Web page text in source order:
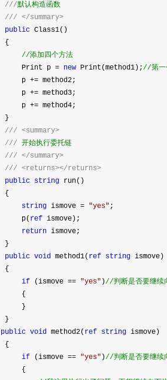
///默认构造函数
/// </summary>
public Class1()
        {
//添加四个方法
            Print p
= new Print(method1);//第
            p
+= method2;
            p
+= method3;
            p
+= method4;
        }
/// <summary>
/// 开始执行委托链
/// </summary>
/// <returns></returns>
public string run()
        {
string ismove = "yes" ;
            p(
ref ismove);
return ismove;
        }
public void method1( ref string ismove)
        {
if (ismove == "yes" )//判断是否要继续
            {
            }
        }
public void method2( ref string ismove)
        {
if (ismove == "yes" )//判断是否要继续
            {